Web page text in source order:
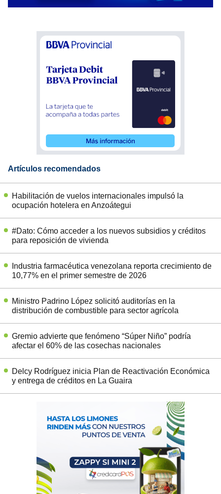
Artículos recomendados
Habilitación de vuelos internacionales impulsó la
ocupación hotelera en Anzoátegui
#Dato: Cómo acceder a los nuevos subsidios y créditos
para reposición de vivienda
Industria farmacéutica venezolana reporta crecimiento de
10,77% en el primer semestre de 2026
Ministro Padrino López solicitó auditorías en la
distribución de combustible para sector agrícola
Gremio advierte que fenómeno “Súper Niño” podría
afectar el 60% de las cosechas nacionales
Delcy Rodríguez inicia Plan de Reactivación Económica
y entrega de créditos en La Guaira